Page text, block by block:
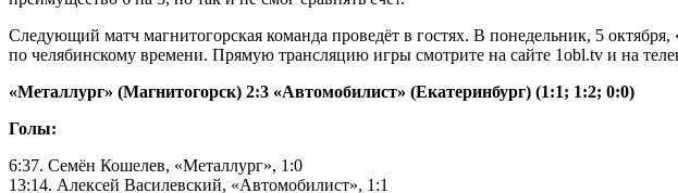
Следующий матч магнитогорская команда проведёт в гостях. В понедельник, 5
по челябинскому времени. Прямую трансляцию игры смотрите на сайте 1obl.tv и на
«Металлург» (Магнитогорск) 2:3 «Автомобилист» (Екатеринбург) (1:1; 1:2; 0:0)
Голы:
6:37. Семён Кошелев, «Металлург», 1:0
13:14. Алексей Василевский, «Автомобилист», 1:1